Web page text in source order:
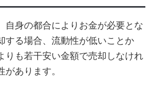
自身の都合によりお金が必要とな
する場合、流動性が低いことか
りも若干安い金額で売却しなけれ
あります。